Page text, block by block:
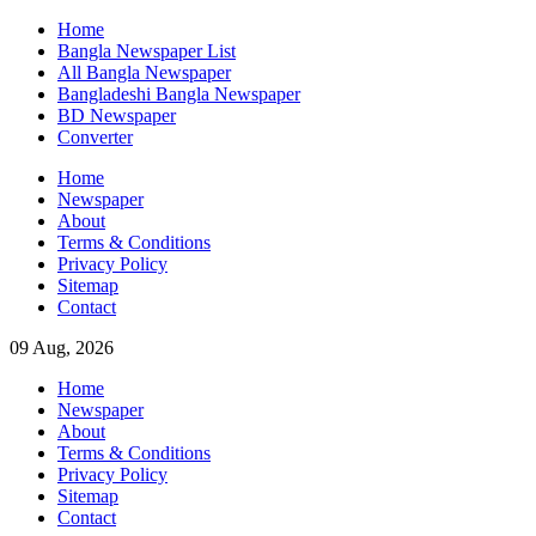
Skip
content
Home
Bangla Newspaper List
All Bangla Newspaper
Bangladeshi Bangla Newspaper
BD Newspaper
Converter
Home
Newspaper
About
Terms & Conditions
Privacy Policy
Sitemap
Contact
09 Aug, 2026
Home
Newspaper
About
Terms & Conditions
Privacy Policy
Sitemap
Contact